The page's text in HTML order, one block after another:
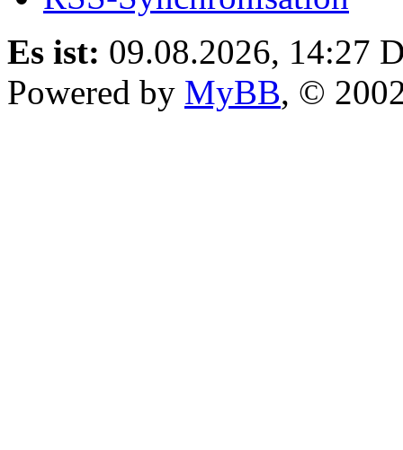
Es ist: 09.08.2026, 14:27
Powered by MyBB, ©